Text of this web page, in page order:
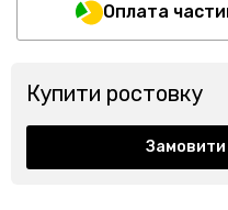
Оплата
Купити ростовку
Замовити